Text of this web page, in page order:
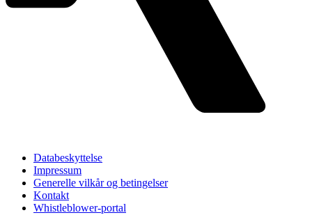
Databeskyttelse
Impressum
Generelle vilkår og betingelser
Kontakt
Whistleblower-portal